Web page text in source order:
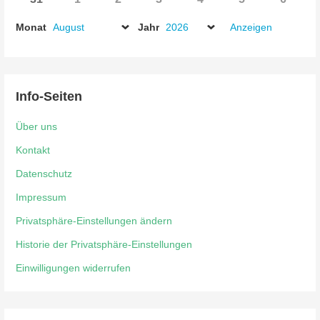
2026
2026
2026
2026
2026
Monat Jahr
Info-Seiten
Über uns
Kontakt
Datenschutz
Impressum
Privatsphäre-Einstellungen ändern
Historie der Privatsphäre-Einstellungen
Einwilligungen widerrufen